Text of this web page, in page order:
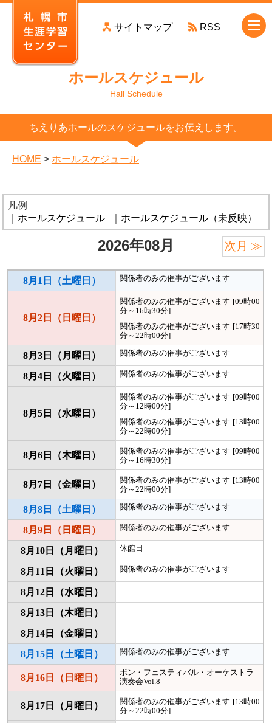
サイトマップ RSS
ホールスケジュール
Hall Schedule
ちえりあホールのスケジュールをお伝えします。
HOME > ホールスケジュール
凡例
ホールスケジュール ホールスケジュール（未反映）
次月 ≫
2026年08月